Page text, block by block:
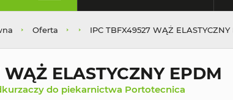
Oferta IPC TBFX49527 WĄŻ ELASTYCZNY
ELASTYCZNY EPDM
do piekarnictwa Portotecnica